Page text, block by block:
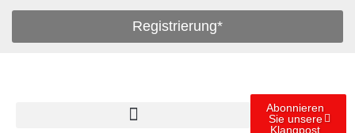
Registrierung*
Abonnieren
Sie unsere
Klangpost